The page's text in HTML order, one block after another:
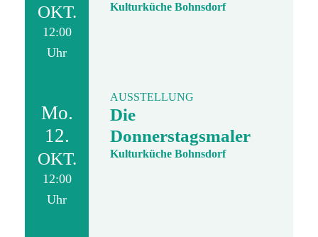
OKT.
12:00
Uhr
Kulturküche Bohnsdorf
Mo.
12.
OKT.
12:00
Uhr
AUSSTELLUNG
Die
Donnerstagsmaler
Kulturküche Bohnsdorf